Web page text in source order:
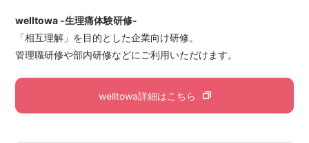
welltowa -生理痛体験研修-
「相互理解」を目的とした企業向け研修。
管理職研修や部内研修などにご利用いただけます。
welltowa詳細はこちら